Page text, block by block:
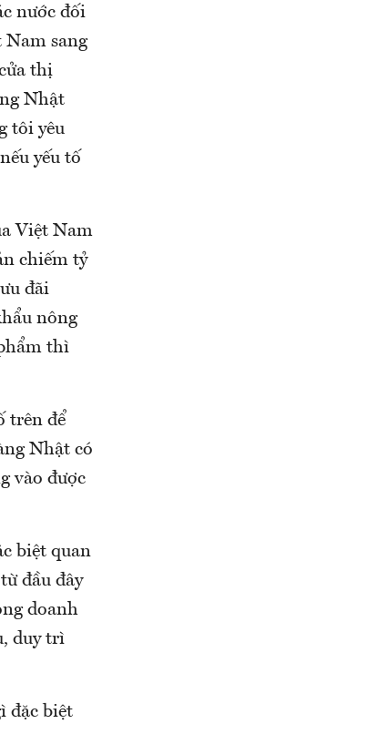
nước đối
Nam sang
thị
Nhật
tôi yêu
yếu tố
Việt Nam
chiếm tỷ
đãi
nông
thì
trên để
Nhật có
vào được
biệt quan
đầu đây
doanh
duy trì
đặc biệt